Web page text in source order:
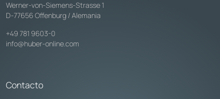
Werner-von-Siemens-Strasse 1
D-77656 Offenburg / Alemania
+49 781 9603-0
info@huber-online.com
Contacto